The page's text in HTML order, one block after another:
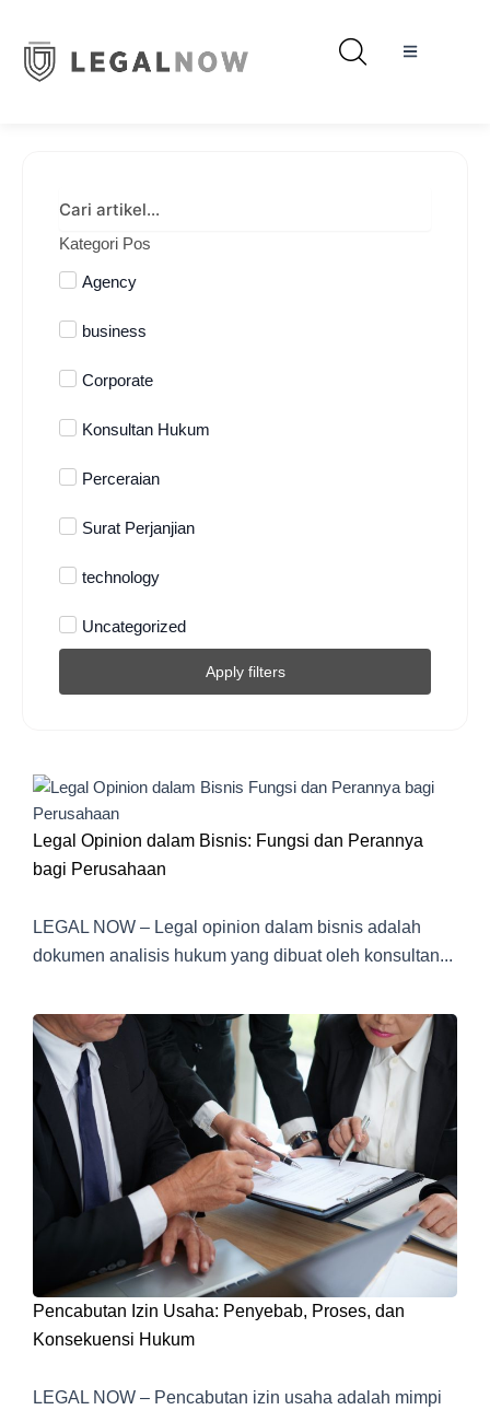
Kategori Pos
Agency
business
Corporate
Konsultan Hukum
Perceraian
Surat Perjanjian
technology
Uncategorized
Apply filters
Legal Opinion dalam Bisnis: Fungsi dan Perannya
bagi Perusahaan
LEGAL NOW – Legal opinion dalam bisnis adalah
dokumen analisis hukum yang dibuat oleh konsultan...
Pencabutan Izin Usaha: Penyebab, Proses, dan
Konsekuensi Hukum
LEGAL NOW – Pencabutan izin usaha adalah mimpi